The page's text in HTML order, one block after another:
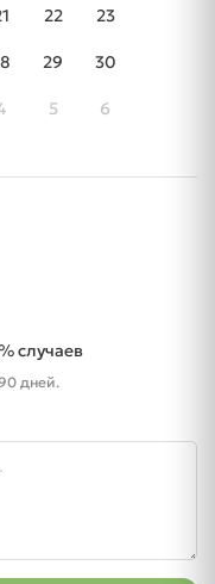
22 23
29 30
5 6
случаев
дней.